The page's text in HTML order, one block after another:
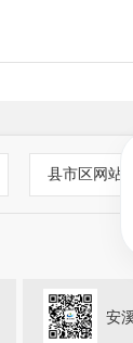
县市区网站
安